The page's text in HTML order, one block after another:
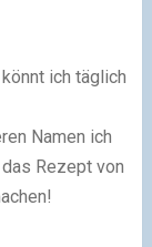
ich täglich
Namen ich
Rezept von